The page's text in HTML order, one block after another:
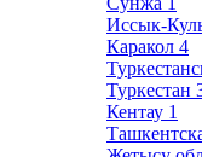
Иссык-
Каракол 4
Туркестан
Кентау 1